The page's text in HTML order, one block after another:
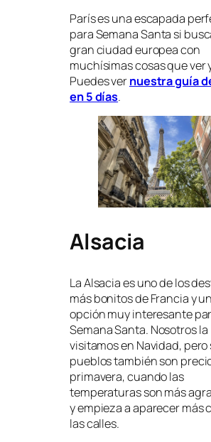
París es una escapada
para Semana Santa si
gran ciudad europea con
muchísimas cosas que ver
Puedes vernuestra guía
en 5 días.
Alsacia
La Alsacia es uno de los
más bonitos de Francia y
opción muy interesante
Semana Santa. Nosotros la
visitamos en Navidad, pero
pueblos también son
primavera, cuando las
temperaturas son más
y empieza a aparecer más
las calles.